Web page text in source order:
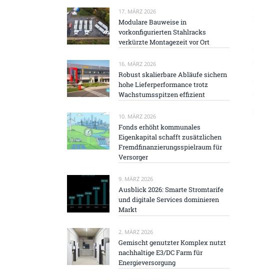
17. MÄRZ 2026
Modulare Bauweise in
vorkonfigurierten Stahlracks
verkürzte Montagezeit vor Ort
16. MÄRZ 2026
Robust skalierbare Abläufe sichern
hohe Lieferperformance trotz
Wachstumsspitzen effizient
10. MÄRZ 2026
Fonds erhöht kommunales
Eigenkapital schafft zusätzlichen
Fremdfinanzierungsspielraum für
Versorger
9. MÄRZ 2026
Ausblick 2026: Smarte Stromtarife
und digitale Services dominieren
Markt
2. MÄRZ 2026
Gemischt genutzter Komplex nutzt
nachhaltige E3/DC Farm für
Energieversorgung